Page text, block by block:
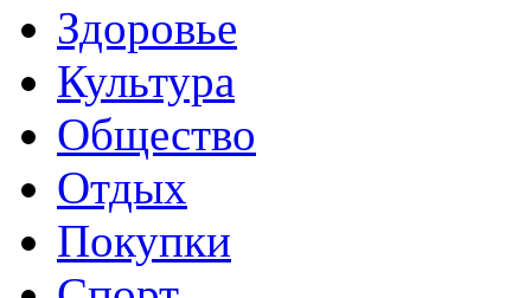
Здоровье
Культура
Общество
Отдых
Покупки